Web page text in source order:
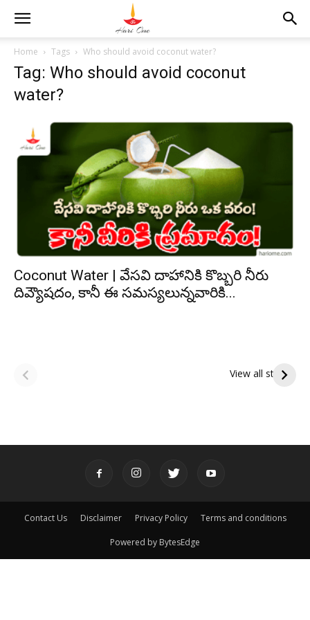
Home Tags Who should avoid coconut water?
Tag: Who should avoid coconut
water?
Coconut Water | వేసవి దాహానికి కొబ్బరి నీరు
దివ్యౌషదం, కానీ ఈ సమస్యలున్నవారికి...
View all stories
పితృదేవతల ఆశీర్వాదం
ఇంద్రకీలాద్రి గిరి ప్రదక్షిణ
Contact Us Disclaimer Privacy Policy Terms and conditions
Powered by BytesEdge